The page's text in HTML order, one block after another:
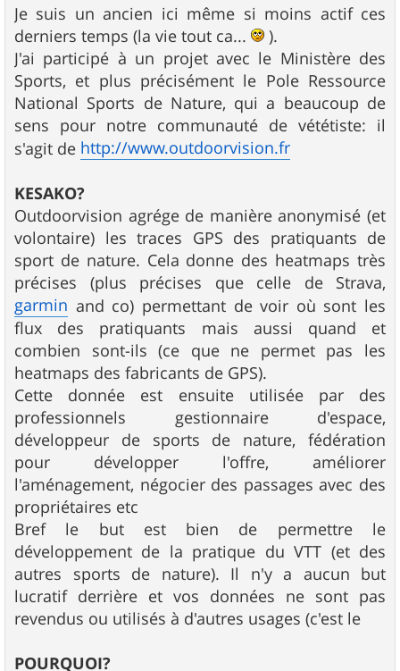
g
e
Je suis un ancien ici même si moins actif ces
derniers temps (la vie tout ca...
).
J'ai participé à un projet avec le Ministère des
Sports, et plus précisément le Pole Ressource
National Sports de Nature, qui a beaucoup de
sens pour notre communauté de vététiste: il
s'agit de http://www.outdoorvision.fr
KESAKO?
Outdoorvision agrége de manière anonymisé (et
volontaire) les traces GPS des pratiquants de
sport de nature. Cela donne des heatmaps très
précises (plus précises que celle de Strava,
garmin and co) permettant de voir où sont les
flux des pratiquants mais aussi quand et
combien sont-ils (ce que ne permet pas les
heatmaps des fabricants de GPS).
Cette donnée est ensuite utilisée par des
professionnels gestionnaire d'espace,
développeur de sports de nature, fédération
pour développer l'offre, améliorer
l'aménagement, négocier des passages avec des
propriétaires etc
Bref le but est bien de permettre le
développement de la pratique du VTT (et des
autres sports de nature). Il n'y a aucun but
lucratif derrière et vos données ne sont pas
revendus ou utilisés à d'autres usages (c'est le
POURQUOI?